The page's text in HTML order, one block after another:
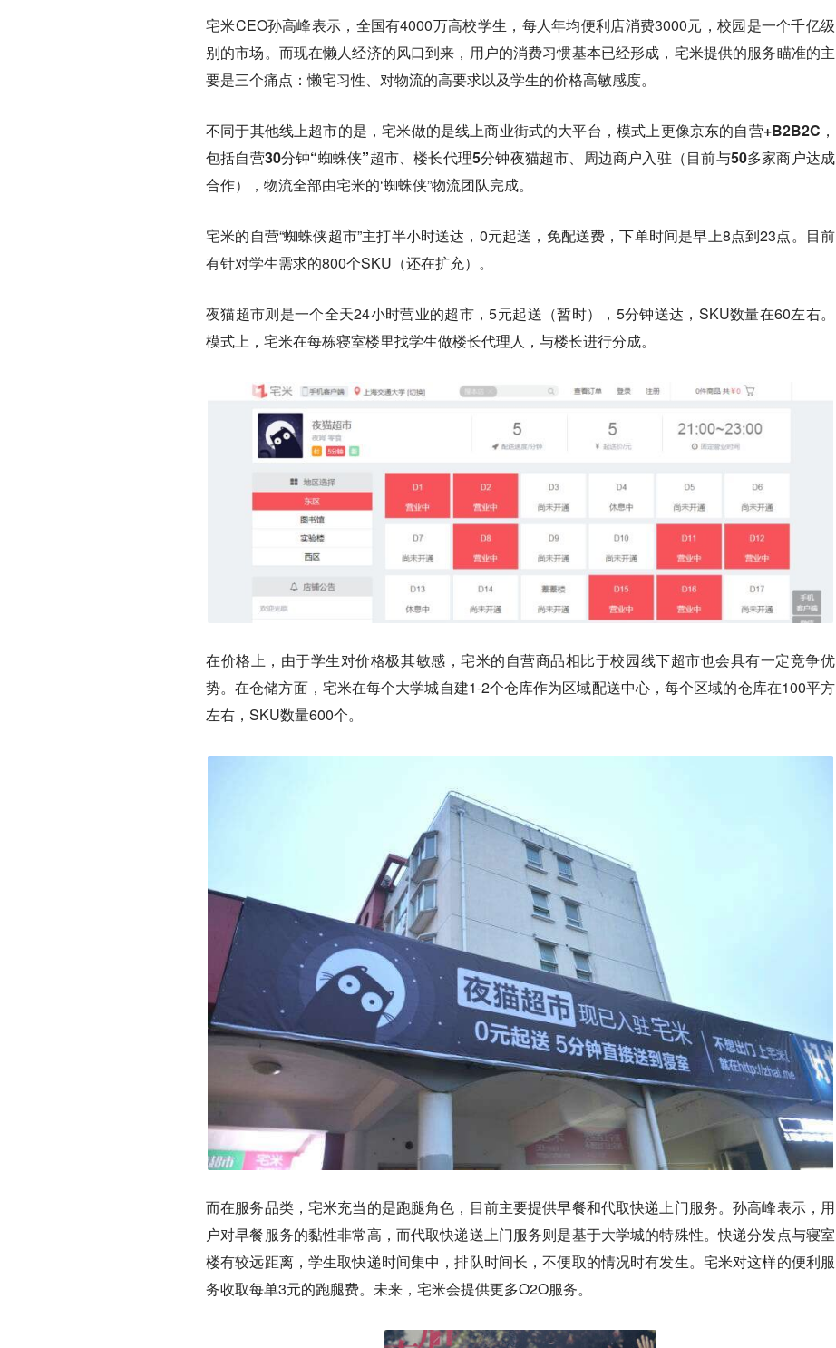
宅米CEO孙高峰表示，全国有4000万高校学生，每人年均便利店消费3000元， 校园是一个千亿级
别的市场。而现在懒人经济的风口到来，用户的消费习惯基本已经形成，宅米提供的服务瞄准的主
要是三个痛点：懒宅习性、对物流的高要求以及学生的价格高敏感度。
不同于其他线上超市的是，宅米做的是线上商业街式的大平台，模式上更像京东的自营+B2B2C，
包括自营30分钟“蜘蛛侠”超市、楼长代理5分钟夜猫超市、周边商户入驻（目前与50多家商户达成
合作）
，物流全部由宅米的‘蜘蛛侠”物流团队完成。
宅米的自营“蜘蛛侠超市”主打半小时送达，0元起送，免配送费，下单时间是早上8点到23点。目前
有针对学生需求的800个SKU（还在扩充）。
夜猫超市则是一个全天24小时营业的超市，5元起送（暂时），5分钟送达，SKU数量在60左右。
模式上，宅米在每栋寝室楼里找学生做楼长代理人 ，与楼长进行分成。
在价格上，由于学生对价格极其敏感，宅米的自营商品相比于校园线下超市也会具有一定竞争优
势。在仓储方面，宅米在每个大学城自建1-2个仓库作为区域配送中心，每个区域的仓库在100平方
左右，SKU数量600个。
而在服务品类，宅米充当的是跑腿角色，目前主要提供早餐和代取快递上门服务。孙高峰表示，用
户对早餐服务的黏性非常高，而代取快递送上门服务则是基于大学城的特殊性。快递分发点与寝室
楼有较远距离，学生取快递时间集中，排队时间长，不便取的情况时有发生。宅米对这样的便利服
务收取每单3元的跑腿费。未来，宅米会提供更多O2O服务。